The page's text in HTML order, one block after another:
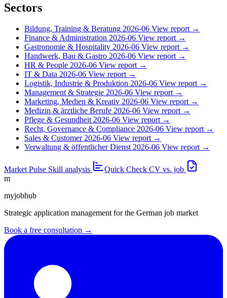
Sectors
Bildung, Training & Beratung 2026-06 View report →
Finance & Administration 2026-06 View report →
Gastronomie & Hospitality 2026-06 View report →
Handwerk, Bau & Gastro 2026-06 View report →
HR & People 2026-06 View report →
IT & Data 2026-06 View report →
Logistik, Industrie & Produktion 2026-06 View report →
Management & Strategie 2026-06 View report →
Marketing, Medien & Kreativ 2026-06 View report →
Medizin & ärztliche Berufe 2026-06 View report →
Pflege & Gesundheit 2026-06 View report →
Recht, Governance & Compliance 2026-06 View report →
Sales & Customer 2026-06 View report →
Verwaltung & öffentlicher Dienst 2026-06 View report →
Market Pulse Skill analysis Quick Check CV vs. job
m
myjobhub
Strategic application management for the German job market
Book a free consultation →